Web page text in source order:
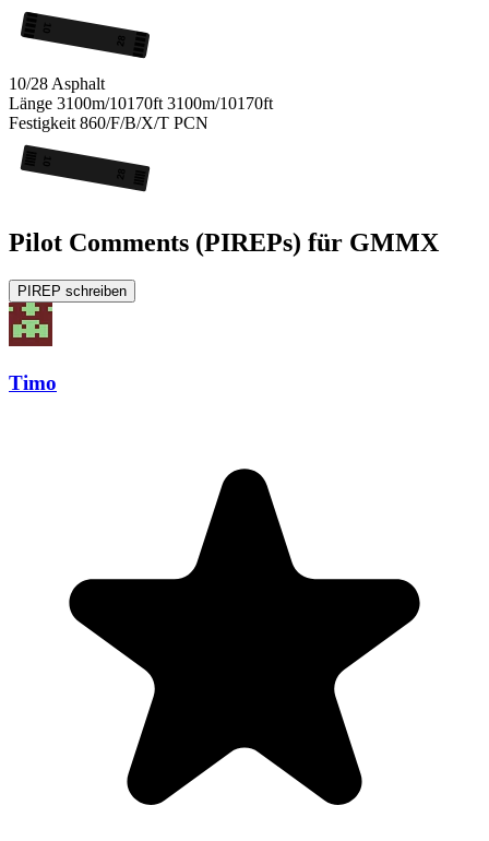
28
10
10/28 Asphalt
Länge 3100m/10170ft 3100m/10170ft
Festigkeit 860/F/B/X/T PCN
28
10
Pilot Comments (PIREPs) für GMMX
PIREP schreiben
Timo